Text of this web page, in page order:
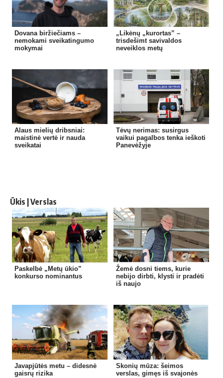
Dovana biržiečiams –
nemokami sveikatingumo
mokymai
„Likėnų „kurortas” –
trisdešimt savivaldos
neveiklos metų
Alaus mielių dribsniai:
maistinė vertė ir nauda
sveikatai
Tėvų nerimas: susirgus
vaikui pagalbos tenka ieškoti
Panevėžyje
Ūkis | Verslas
Paskelbė „Metų ūkio”
konkurso nominantus
Žemė dosni tiems, kurie
nebijo dirbti, klysti ir pradėti
iš naujo
Javapjūtės metu – didesnė
gaisrų rizika
Skonių mūza: šeimos
verslas, gimęs iš svajonės